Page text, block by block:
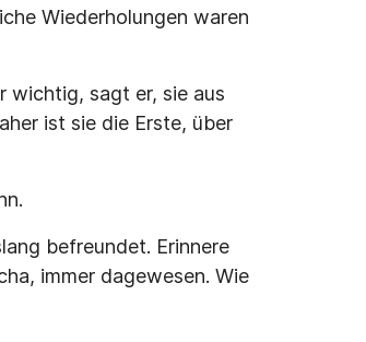
Wiederholungen waren
wichtig, sagt er, sie aus
ist sie die Erste, über
befreundet. Erinnere
immer dagewesen. Wie